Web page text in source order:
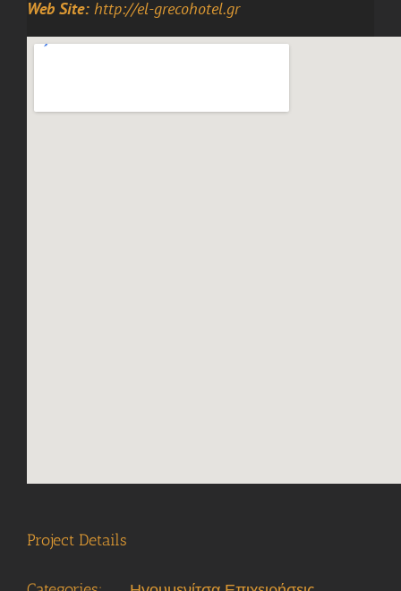
Web Site: http://el-grecohotel.gr
Project Details